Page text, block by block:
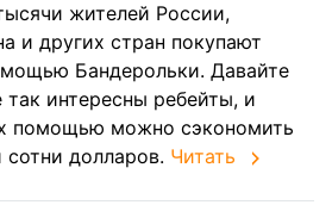
жителей России,
и других стран покупают
Бандерольки. Давайте
интересны ребейты, и
помощью можно сэкономить
сотни долларов. Читать